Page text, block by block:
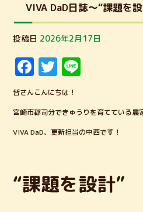
VIVA DaD日誌～“課題を
投稿日 2026年2月17日
F
a
c
e
b
o
k
T
w
it
te
r
e
皆さんこんにちは！
宮崎市郡司分できゅうりを育てている農
VIVA DaD、更新担当の中西です！
“課題を設計”